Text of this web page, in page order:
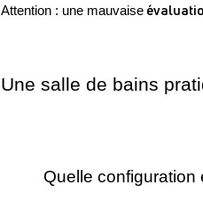
Attention : une mauvaise
Une salle de bains
Quelle configuration